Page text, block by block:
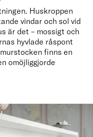
Huskroppen
vindar och sol vid
är det – mossigt och
hyvlade råspont
finns en
omöjliggjorde